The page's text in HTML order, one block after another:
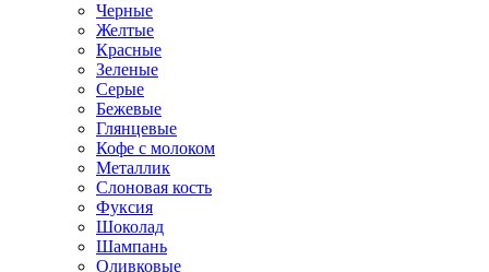
Черные
Желтые
Красные
Зеленые
Серые
Бежевые
Глянцевые
Кофе с молоком
Металлик
Слоновая кость
Фуксия
Шоколад
Шампань
Оливковые